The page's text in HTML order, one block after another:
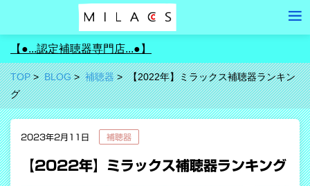
【●...認定補聴器専門店...●】
TOP BLOG 補聴器
【2022年】ミラックス補聴器ランキン
グ
2023年2月11日 補聴器
【2022年】ミラックス補聴器ランキング